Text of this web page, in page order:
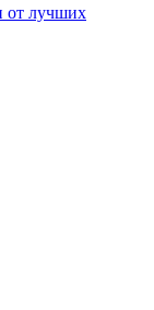
от лучших